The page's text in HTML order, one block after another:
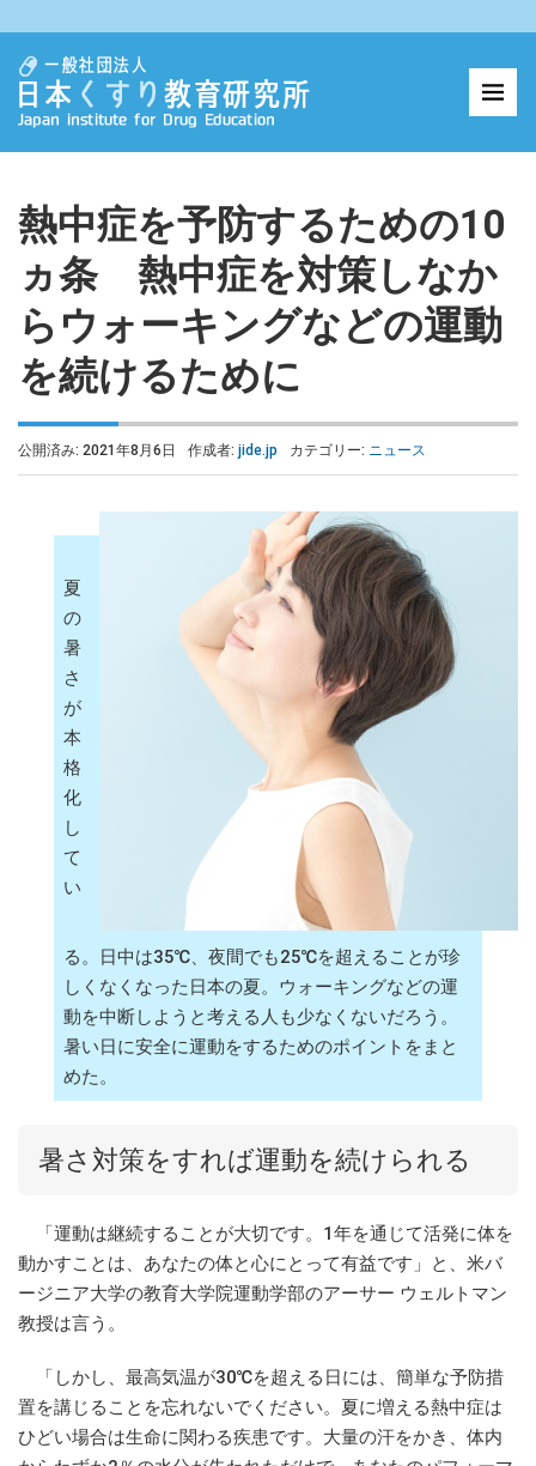
熱中症を予防するための10
ヵ条 熱中症を対策しなか
らウォーキングなどの運動
を続けるために
公開済み: 2021年8月6日 作成者: jide.jp カテゴリー: ニュース
夏
の
暑
さ
が
本
格
化
し
て
い
る。日中は35℃、夜間でも25℃を超えることが珍
しくなくなった日本の夏。ウォーキングなどの運
動を中断しようと考える人も少なくないだろう。
暑い日に安全に運動をするためのポイントをまと
めた。
暑さ対策をすれば運動を続けられる
「運動は継続することが大切です。1年を通じて活発に体を
動かすことは、あなたの体と心にとって有益です」と、米バ
ージニア大学の教育大学院運動学部のアーサー ウェルトマン
教授は言う。
「しかし、最高気温が30℃を超える日には、簡単な予防措
置を講じることを忘れないでください。夏に増える熱中症は
ひどい場合は生命に関わる疾患です。大量の汗をかき、体内